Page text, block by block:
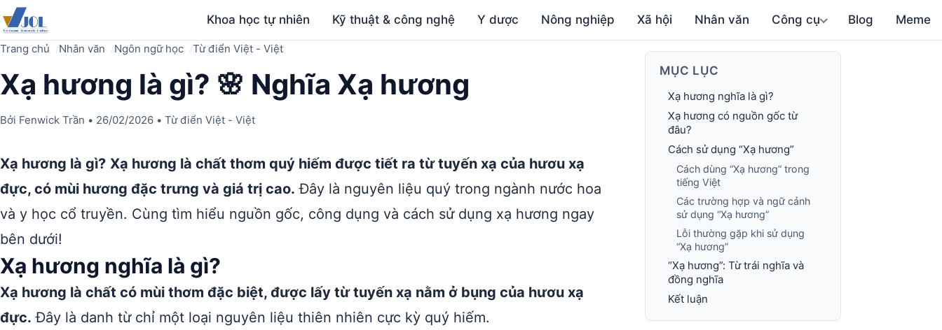
Khoa học tự nhiên Kỹ thuật & công nghệ Y dược Nông nghiệp Xã hội Nhân văn Công cụ Blog Meme
Trang chủ Nhân văn Ngôn ngữ học Từ điển Việt - Việt
Xạ hương là gì? 🌸 Nghĩa Xạ hương
Bởi Fenwick Trần • 26/02/2026 • Từ điển Việt - Việt
Xạ hương là gì? Xạ hương là chất thơm quý hiếm được tiết ra từ tuyến xạ của hươu xạ
đực, có mùi hương đặc trưng và giá trị cao. Đây là nguyên liệu quý trong ngành nước hoa
và y học cổ truyền. Cùng tìm hiểu nguồn gốc, công dụng và cách sử dụng xạ hương ngay
bên dưới!
Xạ hương nghĩa là gì?
Xạ hương là chất có mùi thơm đặc biệt, được lấy từ tuyến xạ nằm ở bụng của hươu xạ
đực. Đây là danh từ chỉ một loại nguyên liệu thiên nhiên cực kỳ quý hiếm.
MỤC LỤC
Xạ hương nghĩa là gì?
Xạ hương có nguồn gốc từ
đâu?
Cách sử dụng “Xạ hương”
Cách dùng “Xạ hương” trong
tiếng Việt
Các trường hợp và ngữ cảnh
sử dụng “Xạ hương”
Lỗi thường gặp khi sử dụng
“Xạ hương”
“Xạ hương”: Từ trái nghĩa và
đồng nghĩa
Kết luận